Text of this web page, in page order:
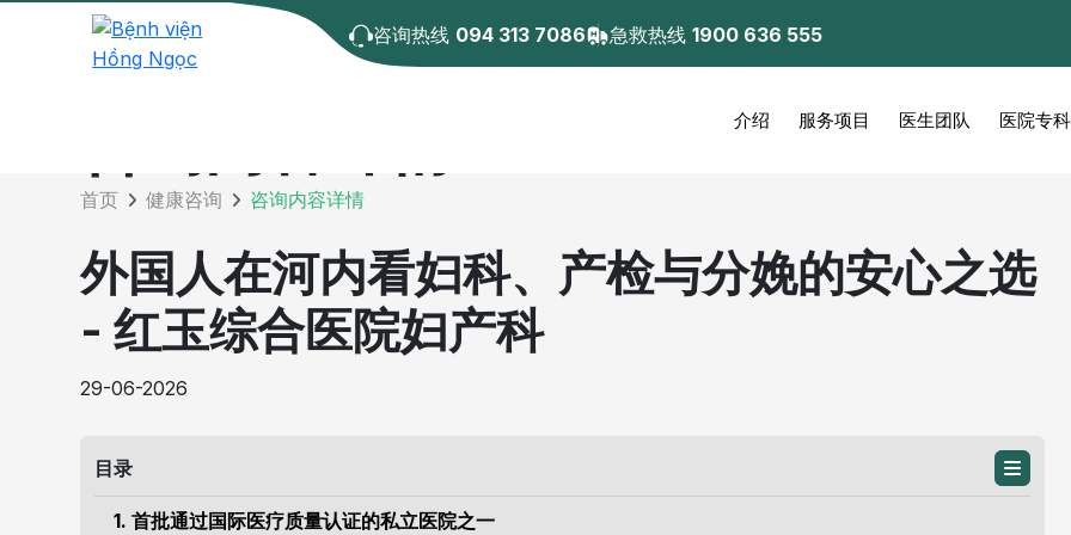
咨询热线 094 313 7086 急救热线1900 636 555
介绍 服务项目 医生团队 医院专科
首页 健康咨询 咨询内容详情
外国人在河内看妇科、产检与分娩的安心之选
- 红玉综合医院妇产科
29-06-2026
目录
1. 首批通过国际医疗质量认证的私立医院之一